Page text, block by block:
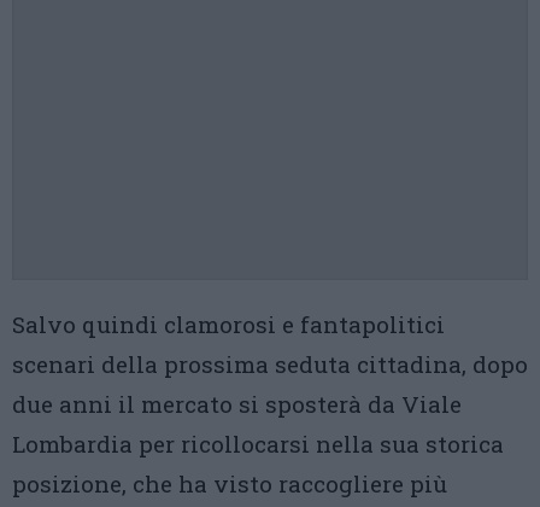
Salvo quindi clamorosi e fantapolitici
scenari della prossima seduta cittadina, dopo
due anni il mercato si sposterà da Viale
Lombardia per ricollocarsi nella sua storica
posizione, che ha visto raccogliere più